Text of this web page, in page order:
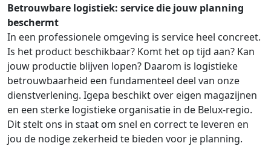
Betrouwbare logistiek: service die jouw planning
beschermt
In een professionele omgeving is service heel concreet.
Is het product beschikbaar? Komt het op tijd aan? Kan
jouw productie blijven lopen? Daarom is logistieke
betrouwbaarheid een fundamenteel deel van onze
dienstverlening. Igepa beschikt over eigen magazijnen
en een sterke logistieke organisatie in de Belux-regio.
Dit stelt ons in staat om snel en correct te leveren en
jou de nodige zekerheid te bieden voor je planning.